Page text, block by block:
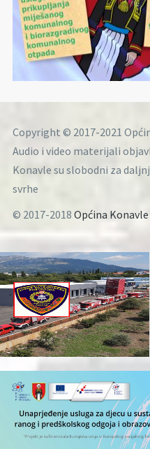
Copyright © 2017-2021
Audio i video materijali
Konavle su slobodni za
svrhe
© 2017-2018 Općina Konavle